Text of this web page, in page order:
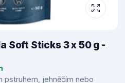
Soft Sticks 3 x 50 g -
pstruhem, jehněčím nebo